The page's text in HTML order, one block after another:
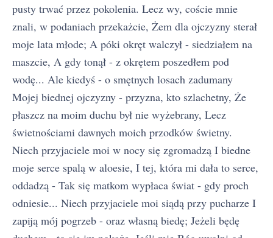
pusty trwać przez pokolenia. Lecz wy, coście mnie
znali, w podaniach przekażcie, Żem dla ojczyzny sterał
moje lata młode; A póki okręt walczył - siedziałem na
maszcie, A gdy tonął - z okrętem poszedłem pod
wodę... Ale kiedyś - o smętnych losach zadumany
Mojej biednej ojczyzny - przyzna, kto szlachetny, Że
płaszcz na moim duchu był nie wyżebrany, Lecz
świetnościami dawnych moich przodków świetny.
Niech przyjaciele moi w nocy się zgromadzą I biedne
moje serce spalą w aloesie, I tej, która mi dała to serce,
oddadzą - Tak się matkom wypłaca świat - gdy proch
odniesie... Niech przyjaciele moi siądą przy pucharze I
zapiją mój pogrzeb - oraz własną biedę; Jeżeli będę